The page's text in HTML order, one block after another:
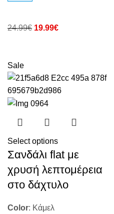
24.99€ 19.99€
Sale
Select options
Σανδάλι flat με
χρυσή λεπτομέρεια
στο δάχτυλο
Color: Κάμελ